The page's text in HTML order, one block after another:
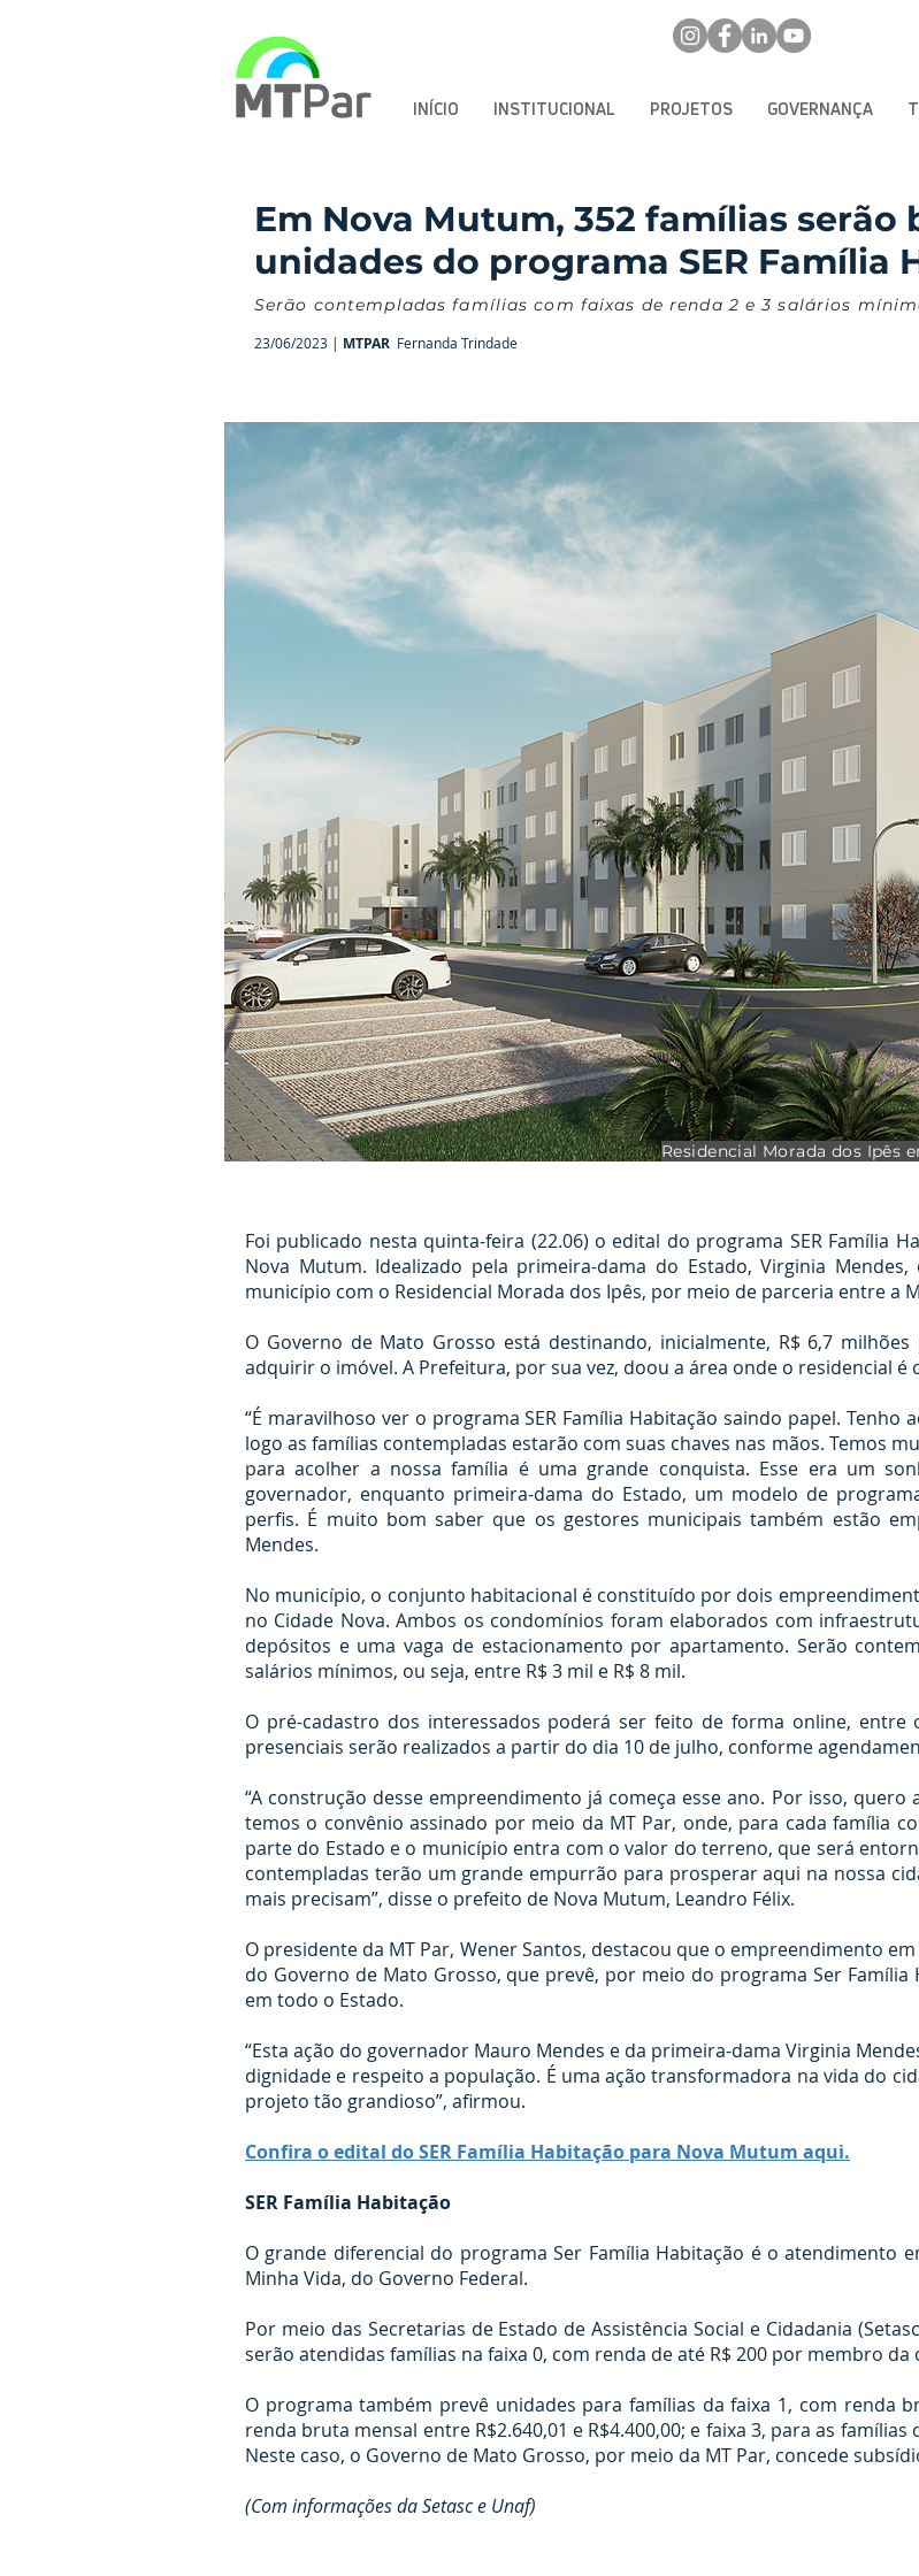
INÍCIO INSTITUCIONAL PROJETOS GOVERNANÇA
Em Nova Mutum, 352 famílias
unidades do programa SER Família
Serão contempladas famílias com faixas de renda 2 e 3 salários
23/06/2023 | MTPAR Fernanda Trindade
Residencial Morada dos
Foi publicado nesta quinta-feira (22.06) o edital do programa SER Família
Nova Mutum. Idealizado pela primeira-dama do Estado, Virginia
município com o Residencial Morada dos Ipês, por meio de parceria entre a
O Governo de Mato Grosso está destinando, inicialmente, R$ 6,7
adquirir o imóvel. A Prefeitura, por sua vez, doou a área onde o residencial é
“É maravilhoso ver o programa SER Família Habitação saindo papel.
logo as famílias contempladas estarão com suas chaves nas mãos. Temos
para acolher a nossa família é uma grande conquista. Esse era um
governador, enquanto primeira-dama do Estado, um modelo de
perfis. É muito bom saber que os gestores municipais também estão
Mendes.
No município, o conjunto habitacional é constituído por dois
no Cidade Nova. Ambos os condomínios foram elaborados com
depósitos e uma vaga de estacionamento por apartamento. Serão
salários mínimos, ou seja, entre R$ 3 mil e R$ 8 mil.
O pré-cadastro dos interessados poderá ser feito de forma online, entre
presenciais serão realizados a partir do dia 10 de julho, conforme
“A construção desse empreendimento já começa esse ano. Por isso, quero
temos o convênio assinado por meio da MT Par, onde, para cada família
parte do Estado e o município entra com o valor do terreno, que será
contempladas terão um grande empurrão para prosperar aqui na nossa
mais precisam”, disse o prefeito de Nova Mutum, Leandro Félix.
O presidente da MT Par, Wener Santos, destacou que o empreendimento
do Governo de Mato Grosso, que prevê, por meio do programa Ser
em todo o Estado.
“Esta ação do governador Mauro Mendes e da primeira-dama Virginia
dignidade e respeito a população. É uma ação transformadora na vida do
projeto tão grandioso”, afirmou.
Confira o edital do SER Família Habitação para Nova Mutum aqui.
SER Família Habitação
O grande diferencial do programa Ser Família Habitação é o atendimento
Minha Vida, do Governo Federal.
Por meio das Secretarias de Estado de Assistência Social e Cidadania
serão atendidas famílias na faixa 0, com renda de até R$ 200 por membro da
O programa também prevê unidades para famílias da faixa 1, com renda
renda bruta mensal entre R$2.640,01 e R$4.400,00; e faixa 3, para as famílias
Neste caso, o Governo de Mato Grosso, por meio da MT Par, concede
(Com informações da Setasc e Unaf)